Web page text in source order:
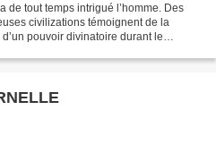
de tout temps intrigué l’homme. Des
civilizations témoignent de la
pouvoir divinatoire durant le